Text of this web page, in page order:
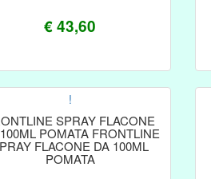
€ 43,60
!
SPRAY FLACONE
POMATA FRONTLINE
FLACONE DA 100ML
POMATA